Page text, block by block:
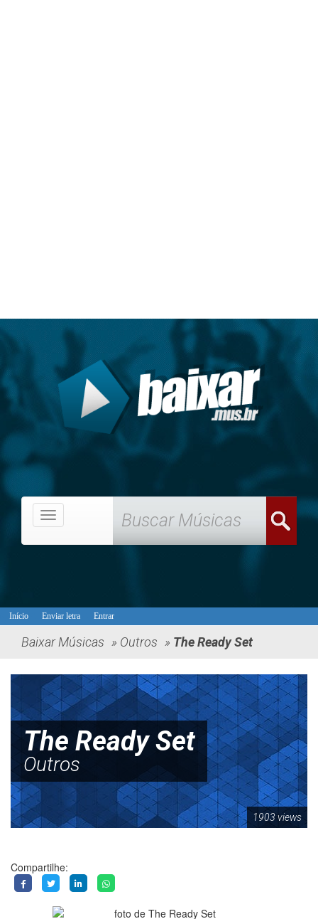
Menu
Início Enviar letra Entrar
Baixar Músicas » Outros » The Ready Set
The Ready Set
Outros
1903 views
Compartilhe: